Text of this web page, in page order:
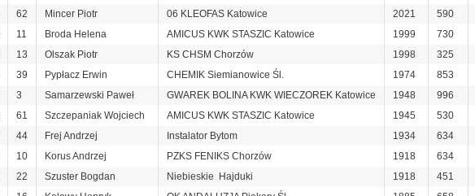
62 Mincer Piotr 06 KLEOFAS Katowice 2021 590
11 Broda Helena AMICUS KWK STASZIC Katowice 1999 730
13 Olszak Piotr KS CHSM Chorzów 1998 325
39 Pypłacz Erwin CHEMIK Siemianowice Śl. 1974 853
3 Samarzewski Paweł GWAREK BOLINA KWK WIECZOREK Katowice 1948 996
61 Szczepaniak Wojciech AMICUS KWK STASZIC Katowice 1945 530
44 Frej Andrzej Instalator Bytom 1934 634
10 Korus Andrzej PZKS FENIKS Chorzów 1918 634
22 Szuster Bogdan Niebieskie Hajduki 1918 451